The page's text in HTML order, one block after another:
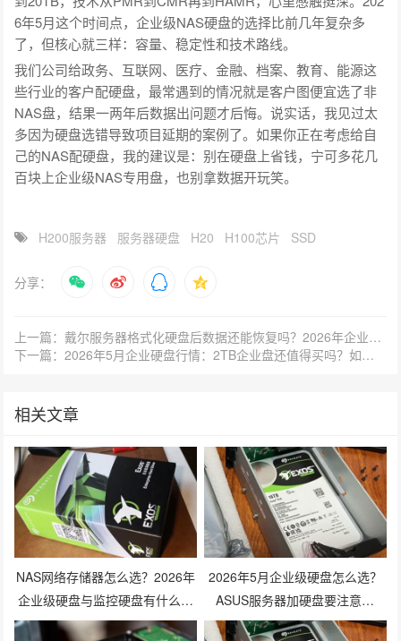
6年5月这个时间点，企业级NAS硬盘的选择比前几年复杂多
了，但核心就三样：容量、稳定性和技术路线。
我们公司给政务、互联网、医疗、金融、档案、教育、能源这
些行业的客户配硬盘，最常遇到的情况就是客户图便宜选了非
NAS盘，结果一两年后数据出问题才后悔。说实话，我见过太
多因为硬盘选错导致项目延期的案例了。如果你正在考虑给自
己的NAS配硬盘，我的建议是：别在硬盘上省钱，宁可多花几
百块上企业级NAS专用盘，也别拿数据开玩笑。
H200服务器 服务器硬盘 H20 H100芯片 SSD
分享：
上一篇：戴尔服务器格式化硬盘后数据还能恢复吗？2026年企业级硬盘选型避坑指南
下一篇：2026年5月企业硬盘行情：2TB企业盘还值得买吗？如何避开翻新陷阱？
相关文章
NAS网络存储器怎么选？2026年
企业级硬盘与监控硬盘有什么区
别？
2026年5月企业级硬盘怎么选？
ASUS服务器加硬盘要注意什
么？